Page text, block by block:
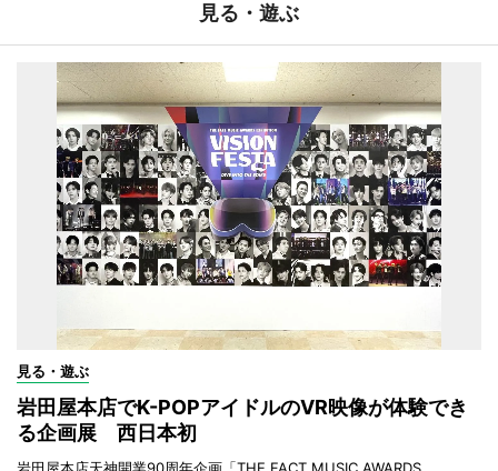
見る・遊ぶ
見る・遊ぶ
岩田屋本店でK-POPアイドルのVR映像が体験でき
る企画展 西日本初